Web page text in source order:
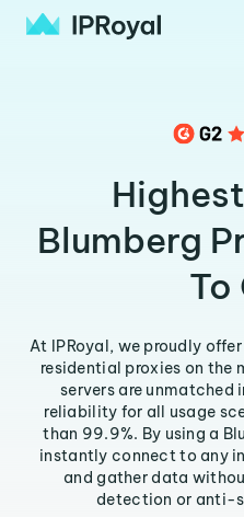
Blumberg
To
At IPRoyal, we proudly
residential proxies on the
servers are unmatched
reliability for all usage
than 99.9%. By using a
instantly connect to any
and gather data
detection or anti-